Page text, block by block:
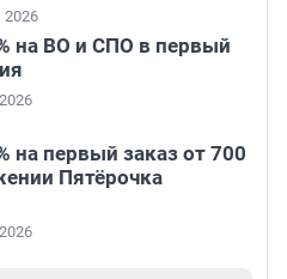
2026
на ВО и СПО в первый
на первый заказ от 700
Пятёрочка